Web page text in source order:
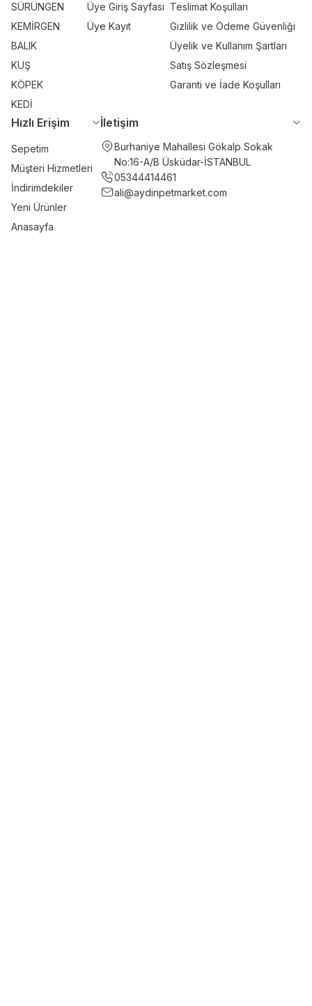
SÜRÜNGEN
KEMİRGEN
BALIK
KUŞ
KÖPEK
KEDİ
Üye Giriş Sayfası
Üye Kayıt
Teslimat Koşulları
Gizlilik ve Ödeme Güvenliği
Üyelik ve Kullanım Şartları
Satış Sözleşmesi
Garanti ve İade Koşulları
Hızlı Erişim
Sepetim
Müşteri Hizmetleri
İndirimdekiler
Yeni Ürünler
Anasayfa
İletişim
Burhaniye Mahallesi Gökalp Sokak
No:16-A/B Üsküdar-İSTANBUL
05344414461
ali@aydinpetmarket.com